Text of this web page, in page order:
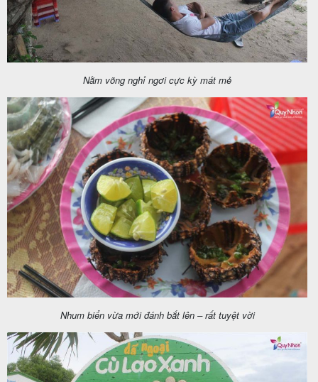
Nằm võng nghỉ ngơi cực kỳ mát mẻ
Nhum biển vừa mới đánh bắt lên – rất tuyệt vời